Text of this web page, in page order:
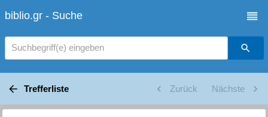
biblio.gr - Suche
Suchbegriff(e) eingeben
Trefferliste Zurück Nächste